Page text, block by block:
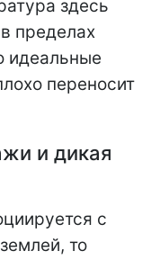
здесь
пределах
идеальные
переносит
и дикая
с
то